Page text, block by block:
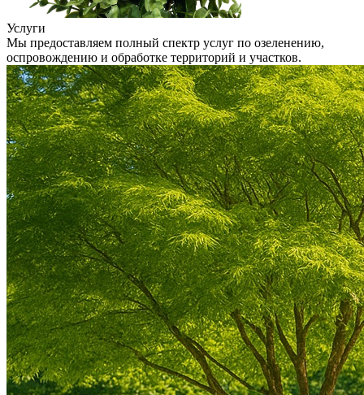
Услуги
Мы предоставляем полный спектр услуг по озеленению,
оспровождению и обработке территорий и участков.